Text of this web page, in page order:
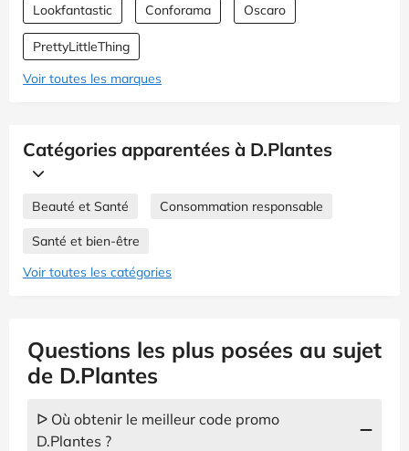
Lookfantastic Conforama Oscaro
PrettyLittleThing
Voir toutes les marques
Catégories apparentées à D.Plantes
Beauté et Santé Consommation responsable
Santé et bien-être
Voir toutes les catégories
Questions les plus posées au sujet
de D.Plantes
ᐅ Où obtenir le meilleur code promo
D.Plantes ?